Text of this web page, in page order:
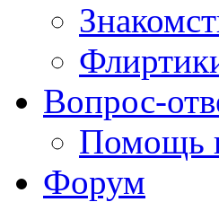
Вопрос-
Помощь
Форум